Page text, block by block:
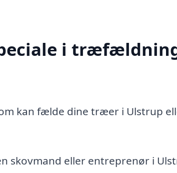
i
kan fælde dine træer i Ulstrup
skovmand eller entreprenør i